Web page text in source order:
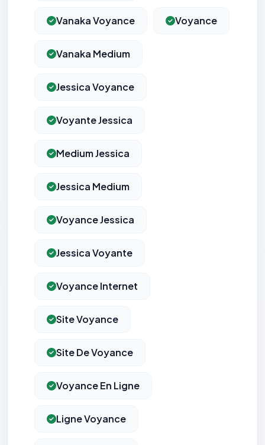
Vanaka Voyance Voyance
Vanaka Medium
Jessica Voyance
Voyante Jessica
Medium Jessica
Jessica Medium
Voyance Jessica
Jessica Voyante
Voyance Internet
Site Voyance
Site De Voyance
Voyance En Ligne
Ligne Voyance